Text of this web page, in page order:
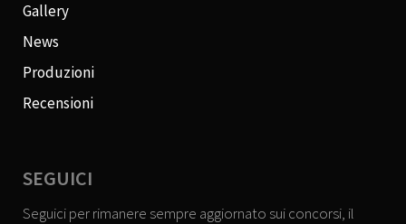
Gallery
News
Produzioni
Recensioni
SEGUICI
Seguici per rimanere sempre aggiornato sui concorsi, il